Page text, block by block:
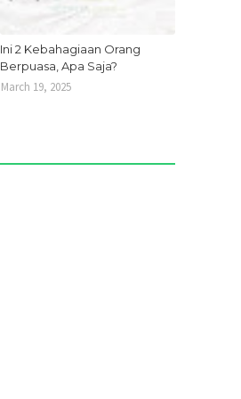
Ini 2 Kebahagiaan Orang
Berpuasa, Apa Saja?
March 19, 2025